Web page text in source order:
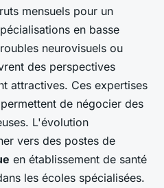
mensuels pour un
en basse
neurovisuels ou
des perspectives
attractives. Ces expertises
de négocier des
L'évolution
vers des postes de
en établissement de santé
les écoles spécialisées.